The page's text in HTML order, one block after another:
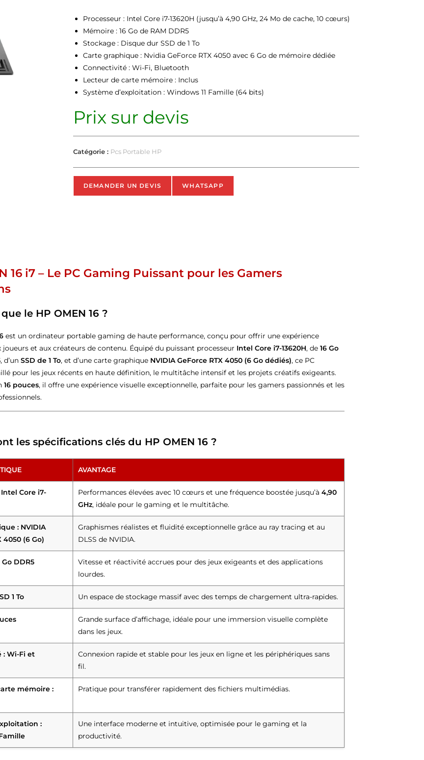
Processeur : Intel Core i7-13620H (jusqu’à 4,90 GHz, 24 Mo de cache, 10 cœurs)
Mémoire : 16 Go de RAM DDR5
Stockage : Disque dur SSD de 1 To
Carte graphique : Nvidia GeForce RTX 4050 avec 6 Go de mémoire dédiée
Connectivité : Wi-Fi, Bluetooth
Lecteur de carte mémoire : Inclus
Système d’exploitation : Windows 11 Famille (64 bits)
Prix sur devis
Catégorie : Pcs Portable HP
DEMANDER UN DEVIS WHATSAPP
16 i7 – Le PC Gaming Puissant pour les Gamers
le HP OMEN 16 ?
est un ordinateur portable gaming de haute performance, conçu pour offrir une expérience
et aux créateurs de contenu. Équipé du puissant processeur Intel Core i7-13620H, de 16 Go
, d’un SSD de 1 To, et d’une carte graphique NVIDIA GeForce RTX 4050 (6 Go dédiés), ce PC
pour les jeux récents en haute définition, le multitâche intensif et les projets créatifs exigeants.
16 pouces, il offre une expérience visuelle exceptionnelle, parfaite pour les gamers passionnés et les
les spécifications clés du HP OMEN 16 ?
AVANTAGE
Core i7-
Performances élevées avec 10 cœurs et une fréquence boostée jusqu’à 4,90
GHz, idéale pour le gaming et le multitâche.
: NVIDIA
4050 (6 Go)
Graphismes réalistes et fluidité exceptionnelle grâce au ray tracing et au
DLSS de NVIDIA.
DDR5
Vitesse et réactivité accrues pour des jeux exigeants et des applications
lourdes.
1 To Un espace de stockage massif avec des temps de chargement ultra-rapides.
Grande surface d’affichage, idéale pour une immersion visuelle complète
dans les jeux.
: Wi-Fi et
Connexion rapide et stable pour les jeux en ligne et les périphériques sans
fil.
mémoire :
Pratique pour transférer rapidement des fichiers multimédias.
:
Une interface moderne et intuitive, optimisée pour le gaming et la
productivité.